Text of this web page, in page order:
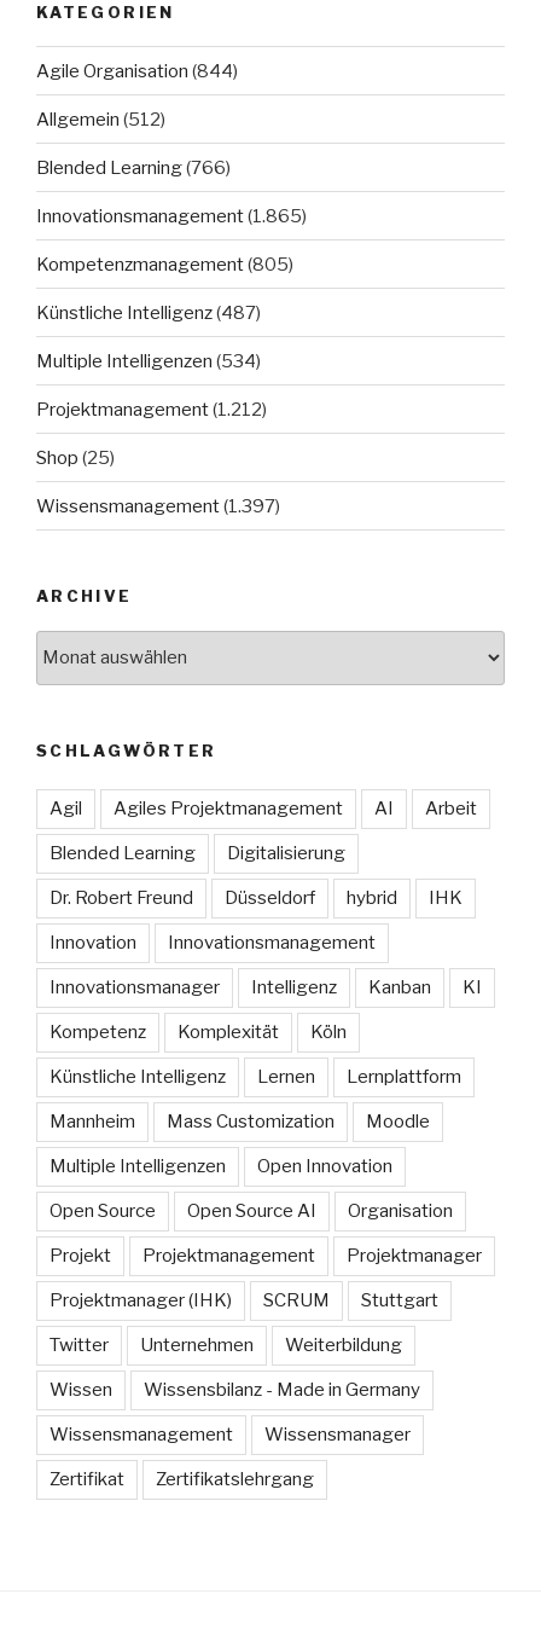
KATEGORIEN
Agile Organisation (844)
Allgemein (512)
Blended Learning(766)
Innovationsmanagement(1.865)
Kompetenzmanagement(805)
Künstliche Intelligenz(487)
Multiple Intelligenzen (534)
Projektmanagement(1.212)
Shop (25)
Wissensmanagement(1.397)
ARCHIVE
SCHLAGWÖRTER
Agil Agiles Projektmanagement AI Arbeit
Blended Learning Digitalisierung
Dr. Robert Freund Düsseldorf hybrid IHK
Innovation Innovationsmanagement
Innovationsmanager Intelligenz Kanban KI
Kompetenz Komplexität Köln
Künstliche Intelligenz Lernen Lernplattform
Mannheim Mass Customization Moodle
Multiple Intelligenzen Open Innovation
Open Source Open Source AI Organisation
Projekt Projektmanagement Projektmanager
Projektmanager (IHK) SCRUM Stuttgart
Twitter Unternehmen Weiterbildung
Wissen Wissensbilanz - Made in Germany
Wissensmanagement Wissensmanager
Zertifikat Zertifikatslehrgang